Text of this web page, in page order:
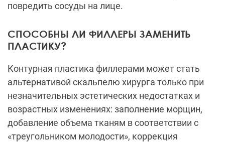
повредить сосуды на лице.
СПОСОБНЫ ЛИ ФИЛЛЕРЫ ЗАМЕНИТЬ
ПЛАСТИКУ?
Контурная пластика филлерами может стать
альтернативой скальпелю хирурга только при
незначительных эстетических недостатках и
возрастных изменениях: заполнение морщин,
добавление объема тканям в соответствии с
«треугольником молодости», коррекция